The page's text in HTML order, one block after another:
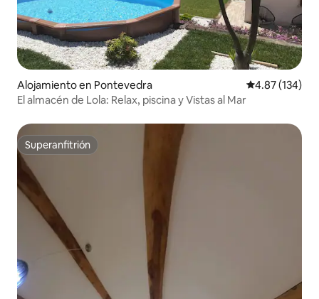
Alojamiento en Pontevedra Calificación
4.87 (134)
El almacén de Lola: Relax, piscina y Vistas al Mar
Superanfitrión
Superanfitrión